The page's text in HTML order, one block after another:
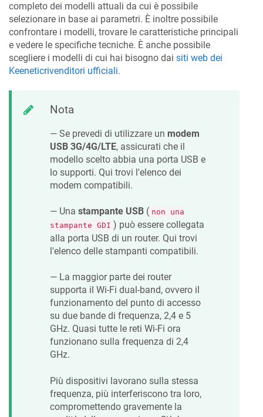
completo dei modelli attuali da cui è possibile
selezionare in base ai parametri. È inoltre possibile
confrontare i modelli, trovare le caratteristiche principali
e vedere le specifiche tecniche. È anche possibile
scegliere i modelli di cui hai bisogno dai siti web dei
Keeneticrivenditori ufficiali.
Nota
— Se prevedi di utilizzare un modem
USB 3G/4G/LTE, assicurati che il
modello scelto abbia una porta USB e
lo supporti. Qui trovi l'elenco dei
modem compatibili.
— Una stampante USB ( non una
stampante GDI ) può essere collegata
alla porta USB di un router. Qui trovi
l'elenco delle stampanti compatibili.
— La maggior parte dei router
supporta il Wi-Fi dual-band, ovvero il
funzionamento del punto di accesso
su due bande di frequenza, 2,4 e 5
GHz. Quasi tutte le reti Wi-Fi ora
funzionano sulla frequenza di 2,4
GHz.
Più dispositivi lavorano sulla stessa
frequenza, più interferiscono tra loro,
compromettendo gravemente la